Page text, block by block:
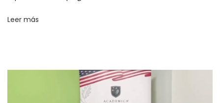
Leer más